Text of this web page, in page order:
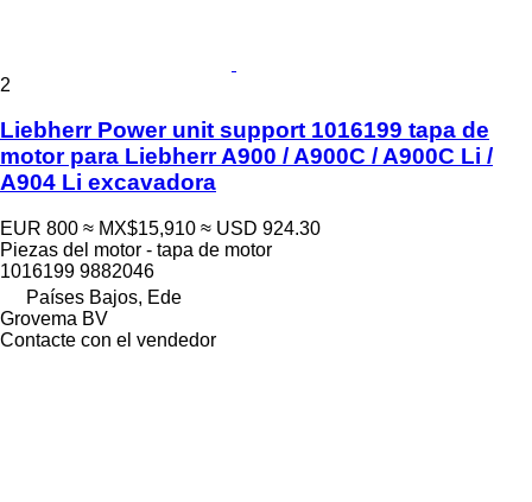
2
Liebherr Power unit support 1016199 tapa de
motor para Liebherr A900 / A900C / A900C Li /
A904 Li excavadora
EUR 800 ≈ MX$15,910 ≈ USD 924.30
Piezas del motor - tapa de motor
1016199 9882046
Países Bajos, Ede
Grovema BV
Contacte con el vendedor